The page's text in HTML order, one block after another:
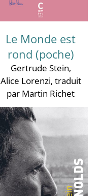
Le Monde est
rond (poche)
Gertrude Stein,
Alice Lorenzi, traduit
par Martin Richet